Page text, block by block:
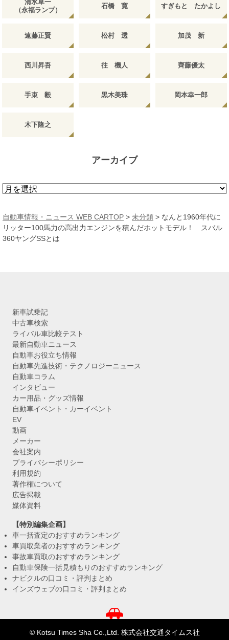
清水草一
（永福ランプ）
石橋 寛 すぎもと たかよし
遠藤正賢 松村 透 加茂 新
西川昇吾 往 機人 齊藤優太
手束 毅 黒木美珠 岡本幸一郎
木下隆之
アーカイブ
ア
カ
イ
ブ
自動車情報・ニュース WEB CARTOP > 未分類 > なんと1960年代に
リッター100馬力の高出力エンジンを積んだホットモデル！ スバル
360ヤングSSとは
新車試乗記
中古車検索
ライバル車比較テスト
最新自動車ニュース
自動車お役立ち情報
自動車先進技術・テクノロジーニュース
自動車コラム
インタビュー
カー用品・グッズ情報
自動車イベント・カーイベント
EV
動画
メーカー
会社案内
プライバシーポリシー
利用規約
著作権について
広告掲載
媒体資料
【特別編集企画】
車一括査定のおすすめランキング
車買取業者のおすすめランキング
事故車買取のおすすめランキング
自動車保険一括見積もりのおすすめランキング
ナビクルの口コミ・評判まとめ
インズウェブの口コミ・評判まとめ
© Kotsu Times Sha Co.,Ltd. 株式会社交通タイムス社